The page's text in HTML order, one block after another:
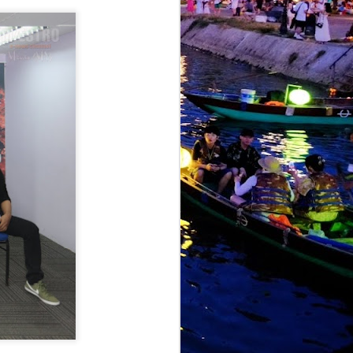
sedikit identiti balada klasik
sebelum ini, sebaliknya
berteraskan slow rock balada.
28
AMARAN :
‘MANGU DI KUALA
LUMPUR’ DI ZEPP KL
KINI DI TAHAP
BAHAYA